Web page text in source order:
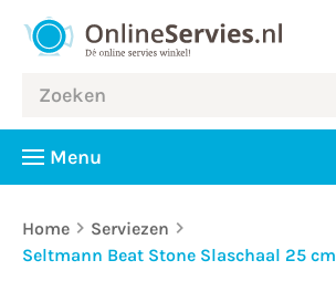
Menu
Home
Serviezen
Seltmann Beat Stone Slaschaal 25 cm